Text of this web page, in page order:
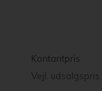
Kontantpris
Vejl. udsalgspris